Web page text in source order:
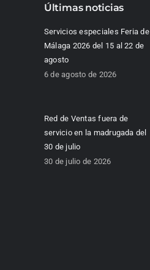
Últimas noticias
Servicios especiales Feria de
Málaga 2026 del 15 al 22 de
agosto
6 de agosto de 2026
Red de Ventas fuera de
servicio en la madrugada del
30 de julio
30 de julio de 2026